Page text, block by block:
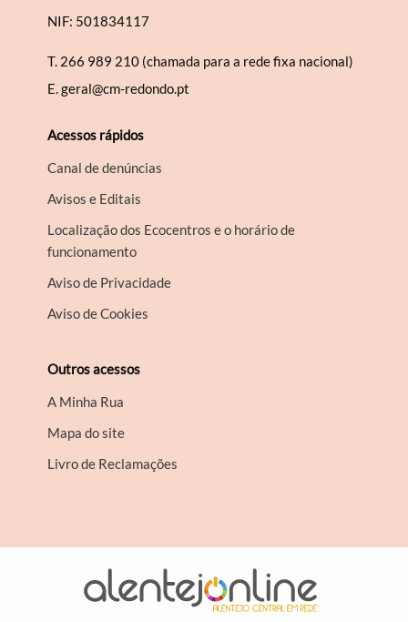
NIF: 501834117
T. 266 989 210 (chamada para a rede fixa nacional)
E.geral@cm-redondo.pt
Acessos rápidos
Canal de denúncias
Avisos e Editais
Localização dos Ecocentros e o horário de
funcionamento
Aviso de Privacidade
Aviso de Cookies
Outros acessos
A Minha Rua
Mapa do site
Livro de Reclamações